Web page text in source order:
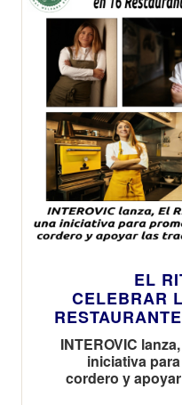
EL
CELEBRAR
INTEROVIC
iniciativa
cordero y